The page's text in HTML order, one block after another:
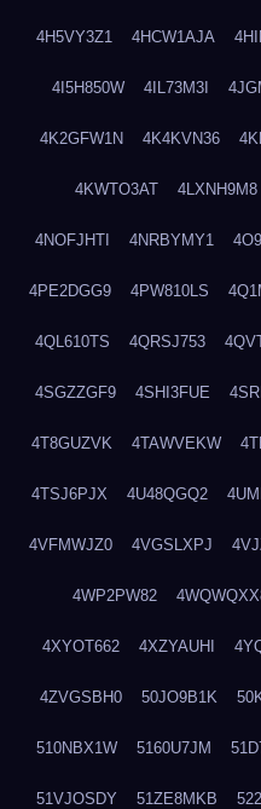
4H5VY3Z1 4HCW1AJA
4I5H850W 4IL73M3I
4K2GFW1N 4K4KVN36
4KWTO3AT 4LXNH9M8
4NOFJHTI 4NRBYMY1
4PE2DGG9 4PW810LS
4QL610TS 4QRSJ753
4SGZZGF9 4SHI3FUE
4T8GUZVK 4TAWVEKW
4TSJ6PJX 4U48QGQ2
4VFMWJZ0 4VGSLXPJ
4WP2PW82
4XYOT662 4XZYAUHI
4ZVGSBH0 50JO9B1K
510NBX1W 5160U7JM
51VJOSDY 51ZE8MKB